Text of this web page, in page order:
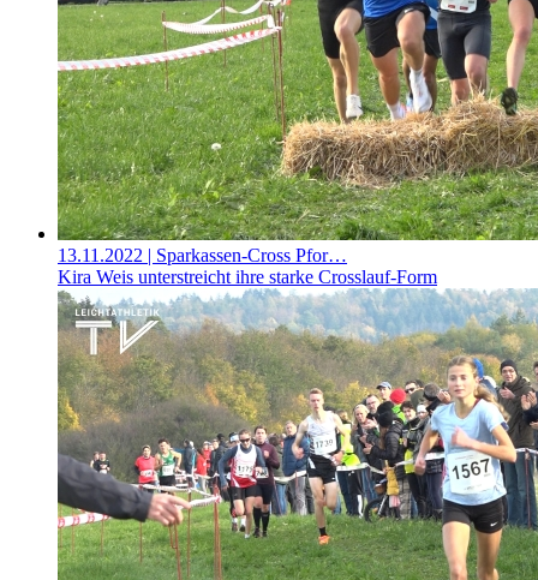
13.11.2022 | Sparkassen-Cross Pfor…
Kira Weis unterstreicht ihre starke Crosslauf-Form